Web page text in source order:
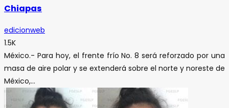
Chiapas
edicionweb
1.5K
México.- Para hoy, el frente frío No. 8 será reforzado por una
masa de aire polar y se extenderá sobre el norte y noreste de
México,...